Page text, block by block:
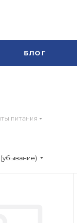
БЛОГ
питания